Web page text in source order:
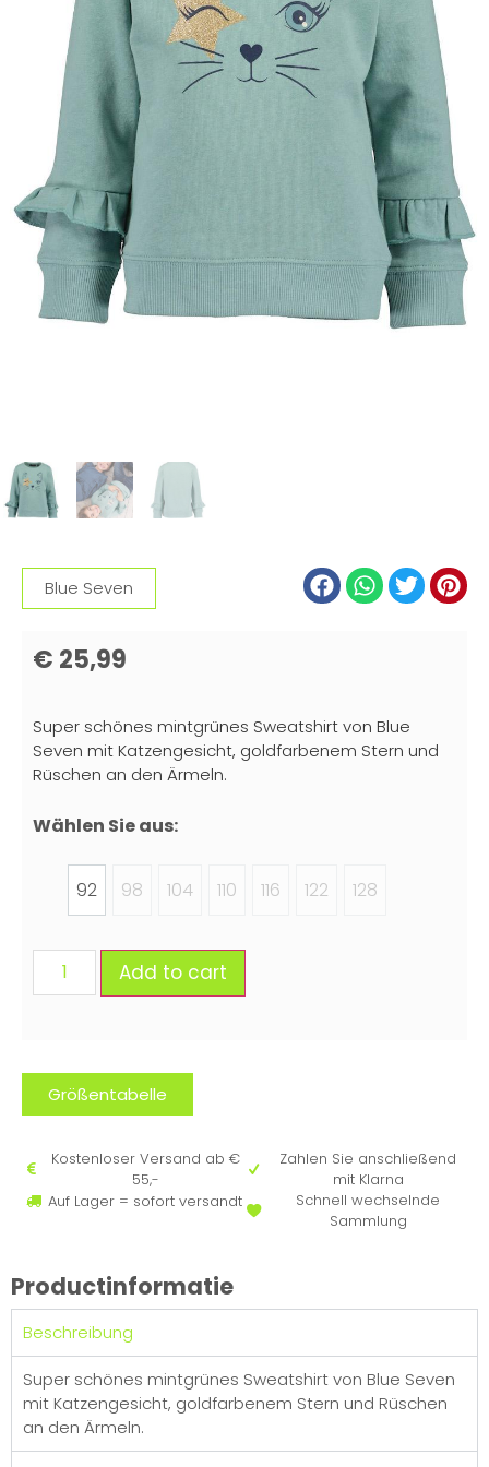
Blue Seven
€ 25,99
Super schönes mintgrünes Sweatshirt von Blue
Seven mit Katzengesicht, goldfarbenem Stern und
Rüschen an den Ärmeln.
Wählen Sie aus:
92 98 104 110 116 122 128
Add to cart
Größentabelle
Kostenloser Versand ab €
55,-
Auf Lager = sofort versandt
Zahlen Sie anschließend
mit Klarna
Schnell wechselnde
Sammlung
Productinformatie
Beschreibung
Super schönes mintgrünes Sweatshirt von Blue Seven
mit Katzengesicht, goldfarbenem Stern und Rüschen
an den Ärmeln.